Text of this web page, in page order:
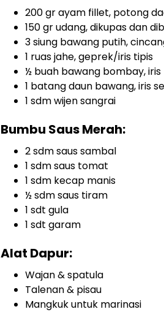
200 gr ayam fillet, potong
150 gr udang, dikupas dan
3 siung bawang putih,
1 ruas jahe, geprek/iris tipis
½ buah bawang bombay, iris
1 batang daun bawang, iris
1 sdm wijen sangrai
Bumbu Saus Merah:
2 sdm saus sambal
1 sdm saus tomat
1 sdm kecap manis
½ sdm saus tiram
1 sdt gula
1 sdt garam
Alat Dapur:
Wajan & spatula
Talenan & pisau
Mangkuk untuk marinasi